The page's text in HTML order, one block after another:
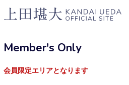
Member's Only
会員限定エリアとなります